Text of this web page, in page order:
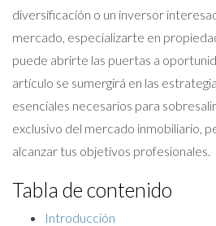
diversificación o un inversor
mercado, especializarte en
puede abrirte las puertas a
artículo se sumergirá en las
esenciales necesarios para
exclusivo del mercado inmobiliario,
alcanzar tus objetivos profesionales.
Tabla de contenido
Introducción